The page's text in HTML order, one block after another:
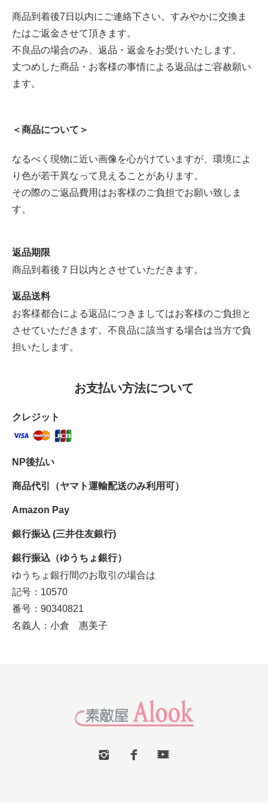
商品到着後7日以内にご連絡下さい。すみやかに交換ま
たはご返金させて頂きます。
不良品の場合のみ、返品・返金をお受けいたします。
丈つめした商品・お客様の事情による返品はご容赦願い
ます。
＜商品について＞
なるべく現物に近い画像を心がけていますが、環境によ
り色が若干異なって見えることがあります。
その際のご返品費用はお客様のご負担でお願い致しま
す。
返品期限
商品到着後７日以内とさせていただきます。
返品送料
お客様都合による返品につきましてはお客様のご負担と
させていただきます。不良品に該当する場合は当方で負
担いたします。
お支払い方法について
クレジット
NP後払い
商品代引（ヤマト運輸配送のみ利用可）
Amazon Pay
銀行振込 (三井住友銀行)
銀行振込（ゆうちょ銀行）
ゆうちょ銀行間のお取引の場合は
記号：10570
番号：90340821
名義人：小倉 惠美子